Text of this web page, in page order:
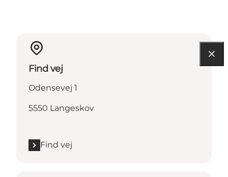
Find vej
Odensevej 1
5550 Langeskov
Find vej